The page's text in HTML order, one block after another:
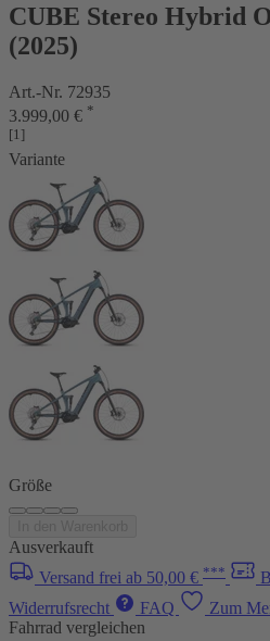
CUBE Stereo Hybrid
(2025)
Art.-Nr. 72935
3.999,00 € *
[1]
Variante
Größe
Ausverkauft
Versand frei ab 50,00 € ***
Widerrufsrecht
FAQ
Zum
Fahrrad vergleichen